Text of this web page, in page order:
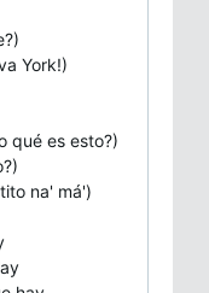
York!)
qué es esto?)
na' má')